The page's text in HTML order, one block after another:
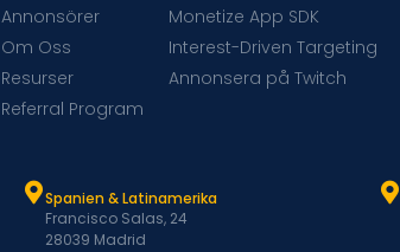
Annonsörer
Om Oss
Resurser
Referral Program
Monetize App SDK
Interest-Driven Targeting
Annonsera på Twitch
Spanien & Latinamerika
Francisco Salas, 24
28039 Madrid